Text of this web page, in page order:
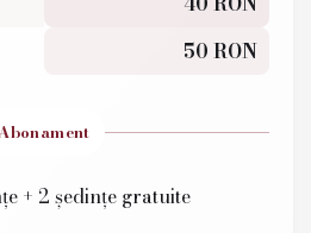
50 RON
+ 2 ședințe gratuite